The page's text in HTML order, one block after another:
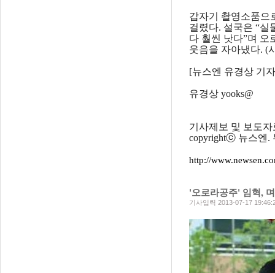
갑자기 촬영소품으
걸렸다. 설국은 “실
다 훨씬 낫다”며 오
웃음을 자아냈다. (
[뉴스엔 유경상 기
유경상 yooks@
기사제보 및 보도자
copyrightⓒ 뉴스엔.
http://
'오로라공주' 임혁,
기사입력 2013-07-17